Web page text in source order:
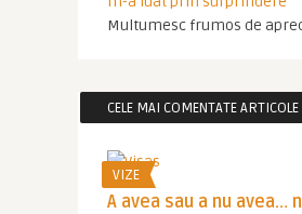
Multumesc frumos de
CELE MAI COMENTATE ARTICOLE
VIZE
A avea sau a nu avea…